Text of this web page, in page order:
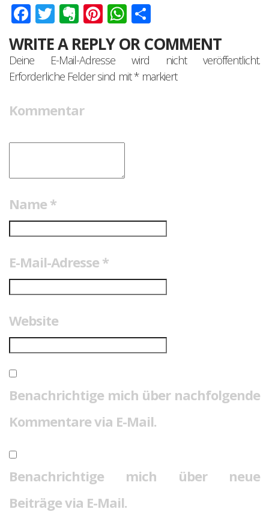
Facebook
Twitter
Evernote
Pinterest
WhatsApp
WRITE A REPLY OR COMMENT
Deine E-Mail-Adresse wird nicht veröffentlicht.
Erforderliche Felder sind mit*markiert
Kommentar
Name *
E-Mail-Adresse *
Website
Benachrichtige mich über nachfolgende
Kommentare via E-Mail.
Benachrichtige mich über neue
Beiträge via E-Mail.